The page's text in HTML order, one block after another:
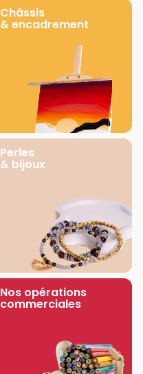
Châssis
& encadrement
Perles
& bijoux
Nos opérations
commerciales